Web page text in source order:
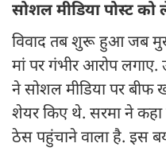
सोशल मीडिया पोस्ट को
विवाद तब शुरू हुआ जब
मां पर गंभीर आरोप लगाए.
ने सोशल मीडिया पर बीफ
शेयर किए थे. सरमा ने
ठेस पहुंचाने वाला है. इस